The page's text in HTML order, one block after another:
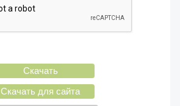
Скачать
Скачать для сайта